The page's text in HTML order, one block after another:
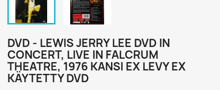
DVD - LEWIS JERRY LEE DVD IN
CONCERT, LIVE IN FALCRUM
THEATRE, 1976 KANSI EX LEVY EX
KÄYTETTY DVD